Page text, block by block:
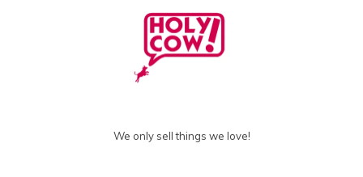
We only sell things we love!